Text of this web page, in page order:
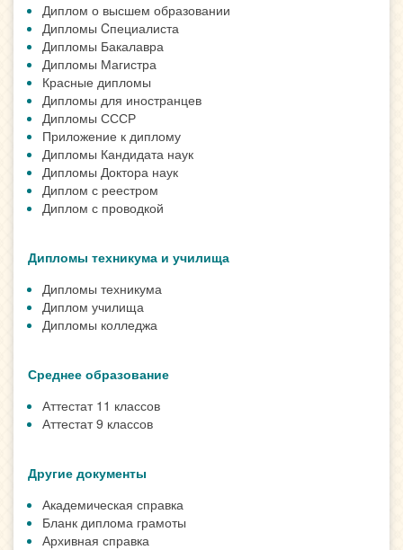
Диплом о высшем образовании
Дипломы Cпециалиста
Дипломы Бакалавра
Дипломы Магистра
Красные дипломы
Дипломы для иностранцев
Дипломы СССР
Приложение к диплому
Дипломы Кандидата наук
Дипломы Доктора наук
Диплом с реестром
Диплом с проводкой
Дипломы техникума и училища
Дипломы техникума
Диплом училища
Дипломы колледжа
Среднее образование
Аттестат 11 классов
Аттестат 9 классов
Другие документы
Академическая справка
Бланк диплома грамоты
Архивная справка